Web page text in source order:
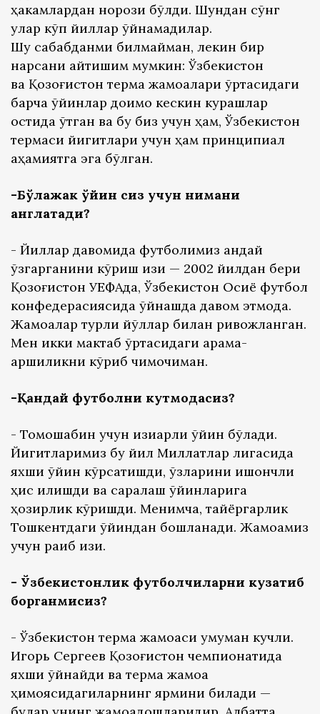
ҳакамлардан норози бўлди. Шундан сўнг
улар кўп йиллар ўйнамадилар.
Шу сабабданми билмайман, лекин бир
нарсани айтишим мумкин: Ўзбекистон
ва Қозоғистон терма жамоалари ўртасидаги
барча ўйинлар доимо кескин курашлар
остида ўтган ва бу биз учун ҳам, Ўзбекистон
термаси йигитлари учун ҳам принципиал
аҳамиятга эга бўлган.
-Бўлажак ўйин сиз учун нимани
англатади?
- Йиллар давомида футболимиз қандай
ўзгарганини кўриш қизиқ — 2002 йилдан бери
Қозоғистон УEФАда, Ўзбекистон Осиё футбол
конфедерасиясида ўйнашда давом этмоқда.
Жамоалар турли йўллар билан ривожланган.
Мен икки мактаб ўртасидаги қарама-
қаршиликни кўриб чиқмоқчиман.
-Қандай футболни кутмоқдасиз?
- Томошабин учун қизиқарли ўйин бўлади.
Йигитларимиз бу йил Миллатлар лигасида
яхши ўйин кўрсатишди, ўзларини ишончли
ҳис қилишди ва саралаш ўйинларига
ҳозирлик кўришди. Менимча, тайёргарлик
Тошкентдаги ўйиндан бошланади. Жамоамиз
учун рақиб қизиқ.
- Ўзбекистонлик футболчиларни кузатиб
борганмисиз?
- Ўзбекистон терма жамоаси умуман кучли.
Игорь Сергеев Қозоғистон чемпионатида
яхши ўйнайди ва терма жамоа
ҳимоясидагиларнинг ярмини билади —